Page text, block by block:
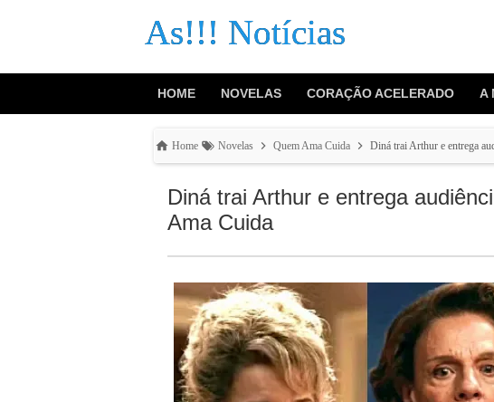
As!!! Notícias
HOME NOVELAS CORAÇÃO ACELERADO A
Home Novelas Quem Ama Cuida Diná trai Arthur e entrega
Diná trai Arthur e entrega
Ama Cuida